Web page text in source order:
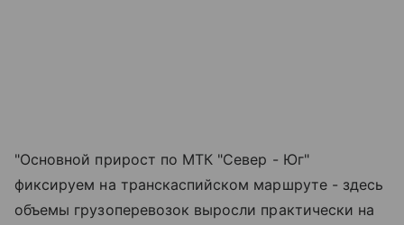
"Основной прирост по МТК "Север - Юг"
фиксируем на транскаспийском маршруте - здесь
объемы грузоперевозок выросли практически на